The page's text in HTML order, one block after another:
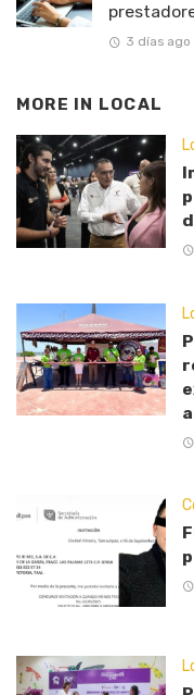
3 días ago
MORE IN LOCAL